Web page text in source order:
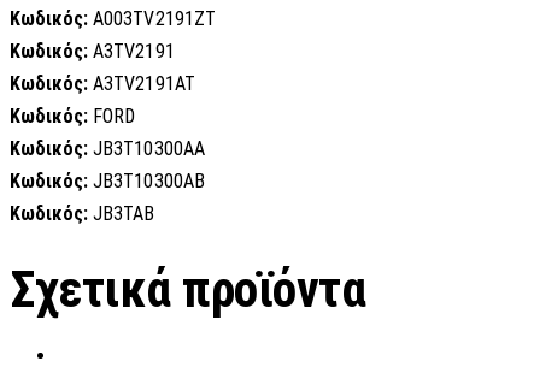
Κωδικός: A003TV2191ZT
Κωδικός: A3TV2191
Κωδικός: A3TV2191AT
Κωδικός: FORD
Κωδικός: JB3T10300AA
Κωδικός: JB3T10300AB
Κωδικός: JB3TAB
Σχετικά προϊόντα